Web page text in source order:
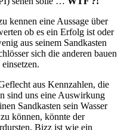
kennen eine Aussage über
ob es ein Erfolg ist oder
aus seinem Sandkasten
sich die anderen bauen
aus Kennzahlen, die
sind uns eine Auswirkung
Sandkasten sein Wasser
können, könnte der
Bizz ist wie ein